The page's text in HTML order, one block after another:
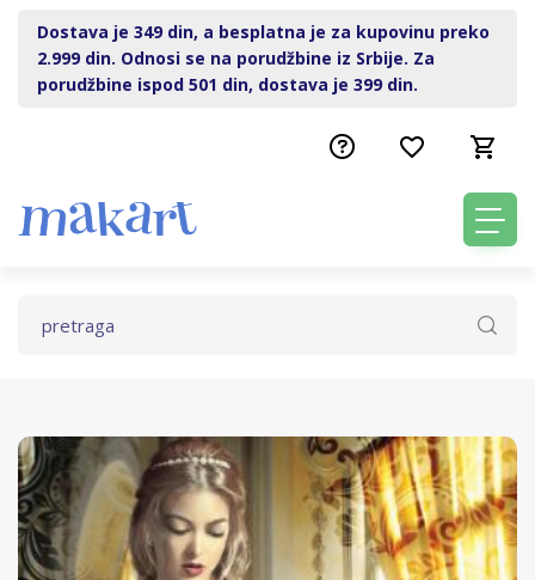
Dostava je 349 din, a besplatna je za kupovinu preko
2.999 din. Odnosi se na porudžbine iz Srbije. Za
porudžbine ispod 501 din, dostava je 399 din.